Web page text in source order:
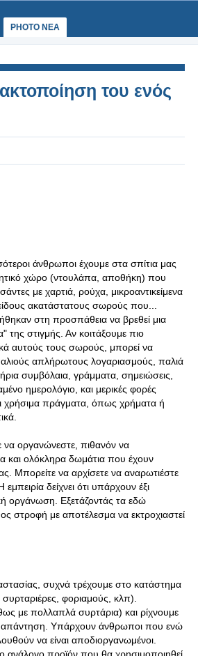
PHOTO NEA
του ενός
άνθρωποι έχουμε στα σπίτια μας
χώρο (ντουλάπα, αποθήκη) που
με χαρτιά, ρούχα, μικροαντικείμενα
ακατάστατους σωρούς που...
στη προσπάθεια να βρεθεί μια
της στιγμής. Αν κοιτάξουμε πιο
αυτούς τους σωρούς, μπορεί να
απλήρωτους λογαριασμούς, παλιά
συμβόλαια, γράμματα, σημειώσεις,
ημερολόγιο, και μερικές φορές
χρήσιμα πράγματα, όπως χρήματα ή
να οργανώνεστε, πιθανόν να
και ολόκληρα δωμάτια που έχουν
Μπορείτε να αρχίσετε να αναρωτιέστε
δείχνει ότι υπάρχουν έξι
οργάνωση. Εξετάζοντάς τα εδώ
στροφή με αποτέλεσμα να εκτροχιαστεί
συχνά τρέχουμε στο κατάστημα
φοριαμούς, κλπ).
με πολλαπλά συρτάρια) και ρίχνουμε
απάντηση. Υπάρχουν άνθρωποι που ενώ
να είναι αποδιοργανωμένοι.